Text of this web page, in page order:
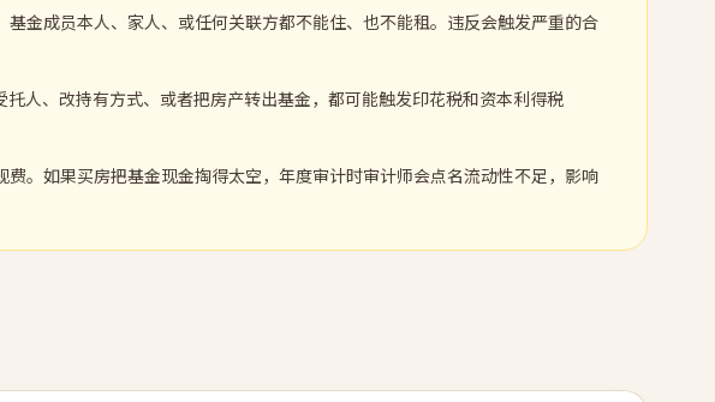
金成员本人、家人、或任何关联方都不能住、也不能租。违反会触发严重的合
人、改持有方式、或者把房产转出基金，都可能触发印花税和资本利得税
。如果买房把基金现金掏得太空，年度审计时审计师会点名流动性不足，影响